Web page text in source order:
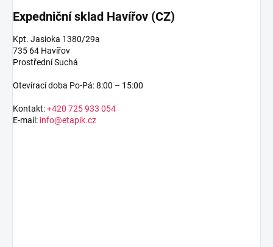
Expedniční sklad Havířov (CZ)
Kpt. Jasioka 1380/29a
735 64 Havířov
Prostřední Suchá
Otevírací doba Po-Pá: 8:00 – 15:00
Kontakt:+420 725 933 054
E-mail: info@etapik.cz